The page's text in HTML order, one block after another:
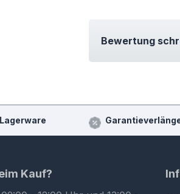
Bewertung
Kauf?